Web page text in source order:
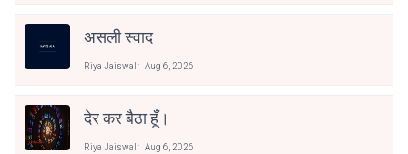
असली स्वाद
Riya Jaiswal Aug 6, 2026
देर कर बैठा हूँ।
Riya Jaiswal Aug 6, 2026